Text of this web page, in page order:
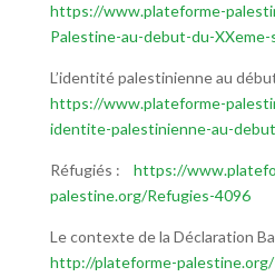
https://www.plateforme-
Palestine-au-debut-du-XXeme-
L’identité palestinienne au
https://www.plateforme-
identite-palestinienne-au-
Réfugiés : https://
palestine.org/Refugies-4096
Le contexte de la Déclaration
http://plateforme-